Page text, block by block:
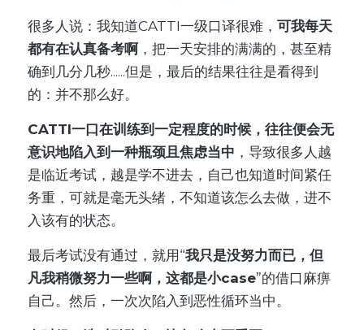
很多人说：我知道CATTI一级口译很难， 可我每天
都有在认真备考啊 ，把一天安排的满满的，甚至精
确到几分几秒......但是，最后的结果往往是看得到
的：并不那么好。
CATTI一口在训练到一定程度的时候，往往便会无
意识地陷入到一种瓶颈且焦虑当中 ，导致很多人越
是临近考试，越是学不进去，自己也知道时间紧任
务重，可就是毫无头绪，不知道该怎么去做，进不
入该有的状态。
最后考试没有通过，就用“我只是没努力而已，但
凡我稍微努力一些啊，这都是小case”的借口麻痹
自己。然后，一次次陷入到恶性循环当中。